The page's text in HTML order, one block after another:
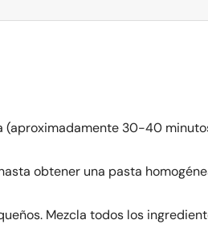
(aproximadamente 30-40
obtener una pasta
Mezcla todos los